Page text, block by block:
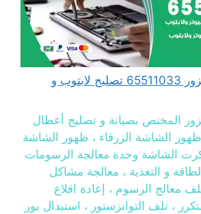
مهندس كمبيوتر الزور 65511033 تصليح لابتوب و
المختص بصيانة و تصليح أعطال
ظهور الشاشة الزرقاء ، ظهور الشاشة
كرت الشاشة وحدة معالجة الرسومات
و التغذية ، معالجة مشاكل
تلف معالج الرسوم ، إعادة اقلاع
، تلف التوانزستور ، استبدال بور